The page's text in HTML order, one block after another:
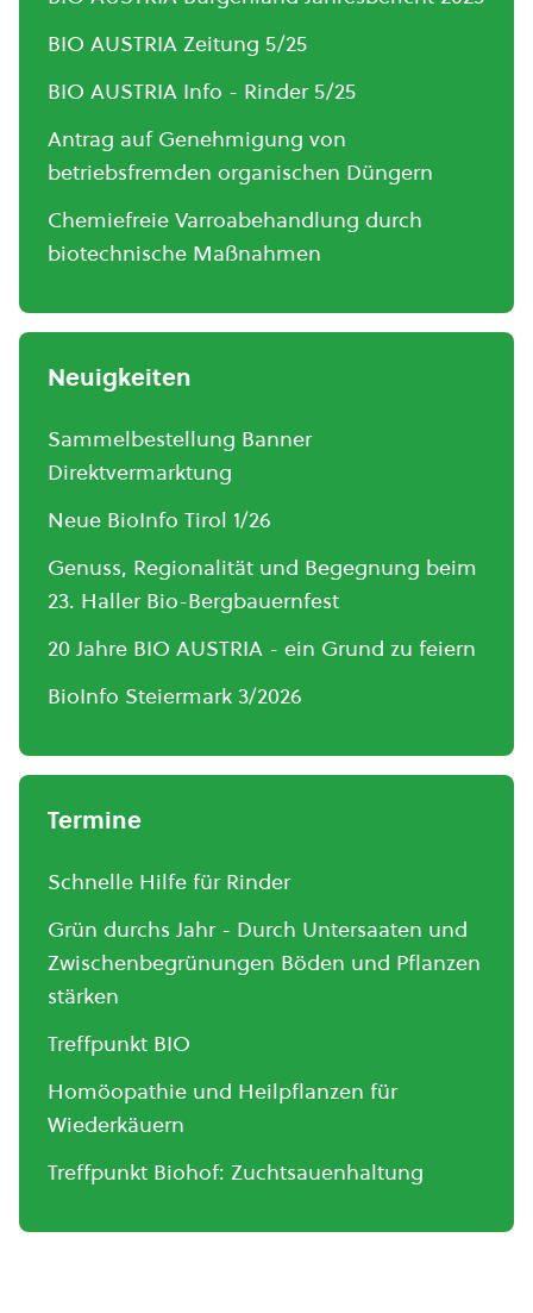
BIO AUSTRIA Zeitung 5/25
BIO AUSTRIA Info - Rinder 5/25
Antrag auf Genehmigung von
betriebsfremden organischen Düngern
Chemiefreie Varroabehandlung durch
biotechnische Maßnahmen
Neuigkeiten
Sammelbestellung Banner
Direktvermarktung
Neue BioInfo Tirol 1/26
Genuss, Regionalität und Begegnung beim
23. Haller Bio-Bergbauernfest
20 Jahre BIO AUSTRIA - ein Grund zu feiern
BioInfo Steiermark 3/2026
Termine
Schnelle Hilfe für Rinder
Grün durchs Jahr - Durch Untersaaten und
Zwischenbegrünungen Böden und Pflanzen
stärken
Treffpunkt BIO
Homöopathie und Heilpflanzen für
Wiederkäuern
Treffpunkt Biohof: Zuchtsauenhaltung